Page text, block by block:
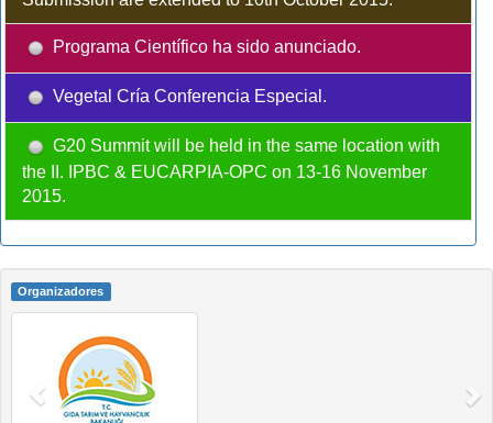
Programa Científico ha sido anunciado.
Vegetal Cría Conferencia Especial.
G20 Summit will be held in the same location with
the II. IPBC & EUCARPIA-OPC on 13-16 November
2015.
Organizadores